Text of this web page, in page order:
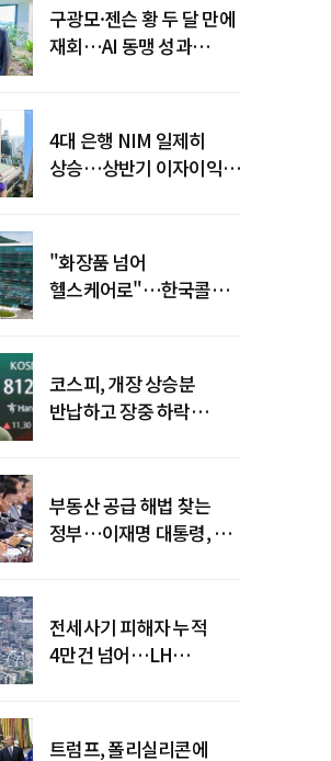
구광모·젠슨 황 두 달 만에
재회…AI 동맹 성과
4대 은행 NIM 일제히
상승…상반기 이자이익
"화장품 넘어
헬스케어로"…한국콜마,
코스피, 개장 상승분
반납하고 장중 하락
부동산 공급 해법 찾는
정부…이재명 대통령, 2차
전세사기 피해자 누적
4만건 넘어…LH
트럼프, 폴리실리콘에